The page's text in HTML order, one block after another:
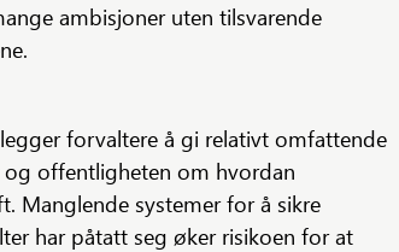
ambisjoner uten tilsvarende
forvaltere å gi relativt omfattende
offentligheten om hvordan
Manglende systemer for å sikre
har påtatt seg øker risikoen for at